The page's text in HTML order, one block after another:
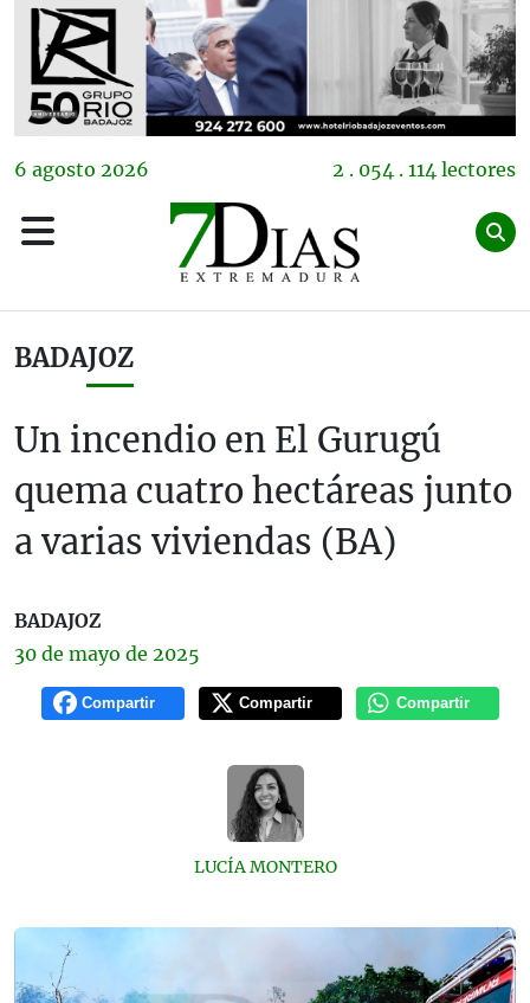
6 agosto 2026 2 . 054 . 114 lectores
BADAJOZ
Un incendio en El Gurugú
quema cuatro hectáreas junto
a varias viviendas (BA)
BADAJOZ
30 de mayo de 2025
Compartir Compartir Compartir
LUCÍA MONTERO